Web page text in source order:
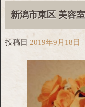
新潟市東区 美容
投稿日 2019年9月18日